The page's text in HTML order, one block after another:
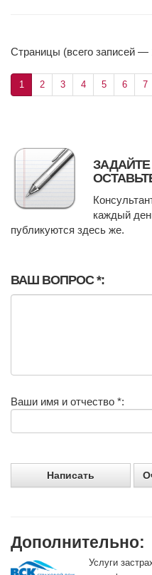
Страницы (всего записей —
1 2 3 4 5 6 7
каждый
публикуются здесь же.
ВАШ ВОПРОС *:
Ваши имя и отчество *:
Дополнительно:
Услуги